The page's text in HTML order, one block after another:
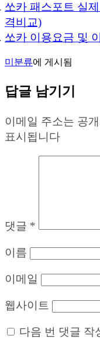
쏘카 패스포트 실
격비교)
쏘카 이용요금 및
미분류에 게시됨
답글 남기기
이메일 주소는 공
표시됩니다
댓글 *
이름
이메일
웹사이트
다음 번 댓글 작